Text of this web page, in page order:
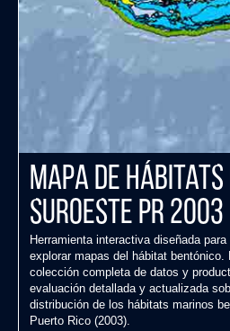
Mapa de
Suroeste PR 2003
Herramienta interactiva diseñada
explorar mapas del hábitat
colección completa de datos y
evaluación detallada y actualizada
distribución de los hábitats marinos
Puerto Rico (2003).